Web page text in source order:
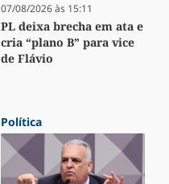
07/08/2026 às 15:11
PL deixa brecha em ata e
cria “plano B” para vice
de Flávio
Política